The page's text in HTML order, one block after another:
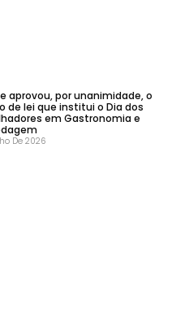
aprovou, por unanimidade, o
de lei que institui o Dia dos
em Gastronomia e
De 2026